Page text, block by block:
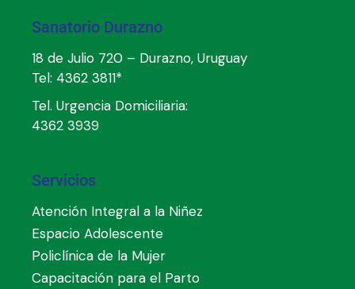
Sanatorio Durazno
18 de Julio 720 – Durazno, Uruguay
Tel: 4362 3811*
Tel. Urgencia Domiciliaria:
4362 3939
Servicios
Atención Integral a la Niñez
Espacio Adolescente
Policlínica de la Mujer
Capacitación para el Parto